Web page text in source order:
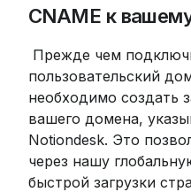
CNAME к
пользовательский
необходимо создать
вашего домена,
Notiondesk. Это
через нашу
быстрой загрузки